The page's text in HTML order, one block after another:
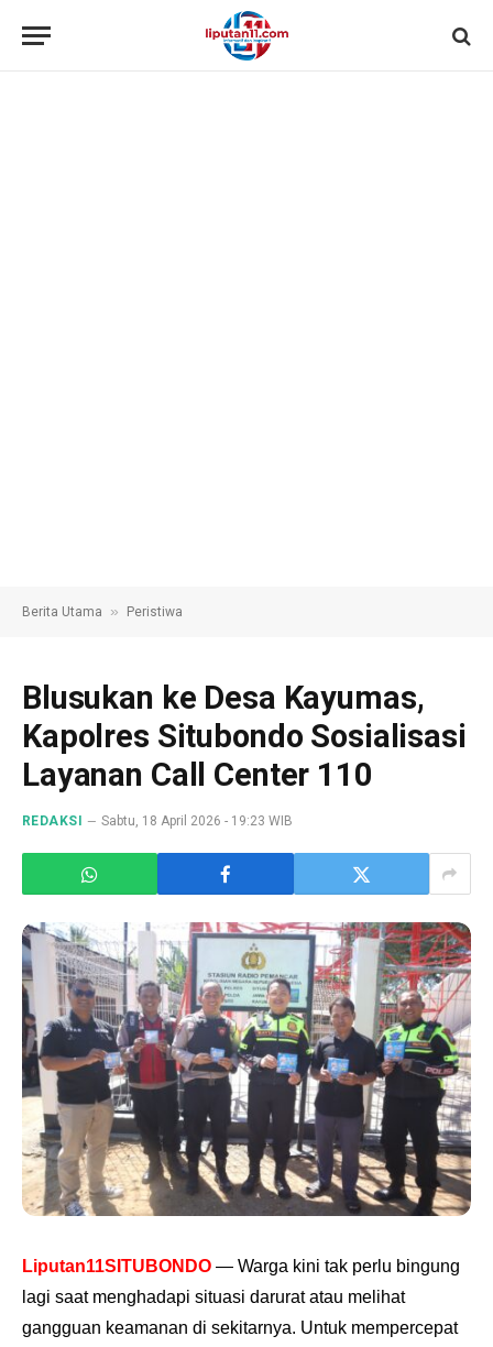
Berita Utama » Peristiwa
Blusukan ke Desa Kayumas,
Kapolres Situbondo Sosialisasi
Layanan Call Center 110
REDAKSI Sabtu, 18 April 2026 - 19:23 WIB
Liputan11SITUBONDO — Warga kini tak perlu bingung
lagi saat menghadapi situasi darurat atau melihat
gangguan keamanan di sekitarnya. Untuk mempercepat